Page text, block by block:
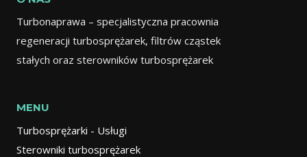
Turbonaprawa – specjalistyczna pracownia
regeneracji turbosprężarek, filtrów cząstek
stałych oraz sterowników turbosprężarek
MENU
Turbosprężarki - Usługi
Sterowniki turbosprężarek